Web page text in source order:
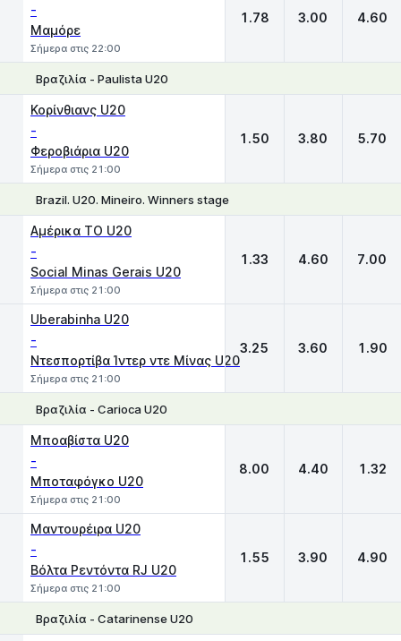
-
Μαμόρε
Σήμερα στις 22:00
1.78 3.00 4.60
Βραζιλία - Paulista U20
Κορίνθιανς U20
-
Φεροβιάρια U20
Σήμερα στις 21:00
1.50 3.80 5.70
Brazil. U20. Mineiro. Winners stage
Αμέρικα TO U20
-
Social Minas Gerais U20
Σήμερα στις 21:00
1.33 4.60 7.00
Uberabinha U20
-
Ντεσπορτίβα Ίντερ ντε Μίνας U20
Σήμερα στις 21:00
3.25 3.60 1.90
Βραζιλία - Carioca U20
Μποαβίστα U20
-
Μποταφόγκο U20
Σήμερα στις 21:00
8.00 4.40 1.32
Μαντουρέιρα U20
-
Βόλτα Ρεντόντα RJ U20
Σήμερα στις 21:00
1.55 3.90 4.90
Βραζιλία - Catarinense U20